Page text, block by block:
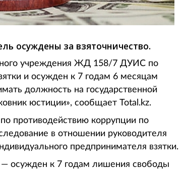
осуждены за взяточничество.
учреждения ЖД 158/7 ДУИС по
и осужден к 7 годам 6 месяцам
должность на государственной
юстиции», сообщает Total.kz.
противодействию коррупции по
в отношении руководителя
предпринимателя взятки.
— осужден к 7 годам лишения свободы